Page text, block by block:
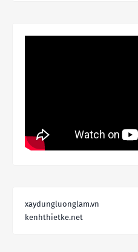
xaydungluonglam.vn
kenhthietke.net